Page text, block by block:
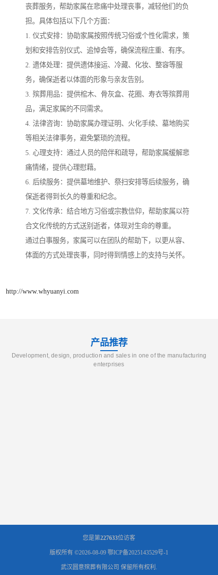
丧葬服务，帮助家属在悲痛中处理丧事，减轻他们的负
担。具体包括以下几个方面：
1. 仪式安排：协助家属按照传统习俗或个性化需求，策
划和安排告别仪式、追悼会等，确保流程庄重、有序。
2. 遗体处理：提供遗体接运、冷藏、化妆、整容等服
务，确保逝者以体面的形象与亲友告别。
3. 殡葬用品：提供棺木、骨灰盒、花圈、寿衣等殡葬用
品，满足家属的不同需求。
4. 法律咨询：协助家属办理证明、火化手续、墓地购买
等相关法律事务，避免繁琐的流程。
5. 心理支持：通过人员的陪伴和疏导，帮助家属缓解悲
痛情绪，提供心理慰藉。
6. 后续服务：提供墓地维护、祭扫安排等后续服务，确
保逝者得到长久的尊重和纪念。
7. 文化传承：结合地方习俗或宗教信仰，帮助家属以符
合文化传统的方式送别逝者，体现对生命的尊重。
通过白事服务，家属可以在团队的帮助下，以更从容、
体面的方式处理丧事，同时得到情感上的支持与关怀。
http://www.whyuanyi.com
产品推荐
Development, design, production and sales in one of the manufacturing
enterprises
您是第227633位访客
版权所有 ©2026-08-09 鄂ICP备2025143529号-1
武汉圆意殡葬有限公司 保留所有权利.